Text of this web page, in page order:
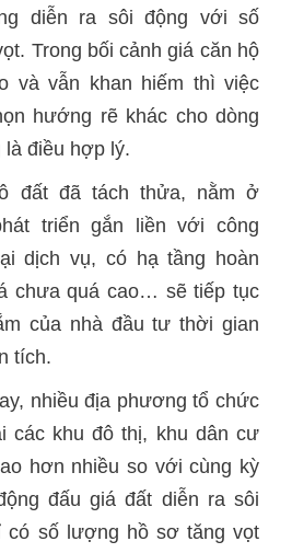
diễn ra sôi động với số
Trong bối cảnh giá căn hộ
và vẫn khan hiếm thì việc
hướng rẽ khác cho dòng
là điều hợp lý.
đất đã tách thửa, nằm ở
triển gắn liền với công
dịch vụ, có hạ tầng hoàn
chưa quá cao… sẽ tiếp tục
của nhà đầu tư thời gian
tích.
nhiều địa phương tổ chức
các khu đô thị, khu dân cư
hơn nhiều so với cùng kỳ
đấu giá đất diễn ra sôi
có số lượng hồ sơ tăng vọt